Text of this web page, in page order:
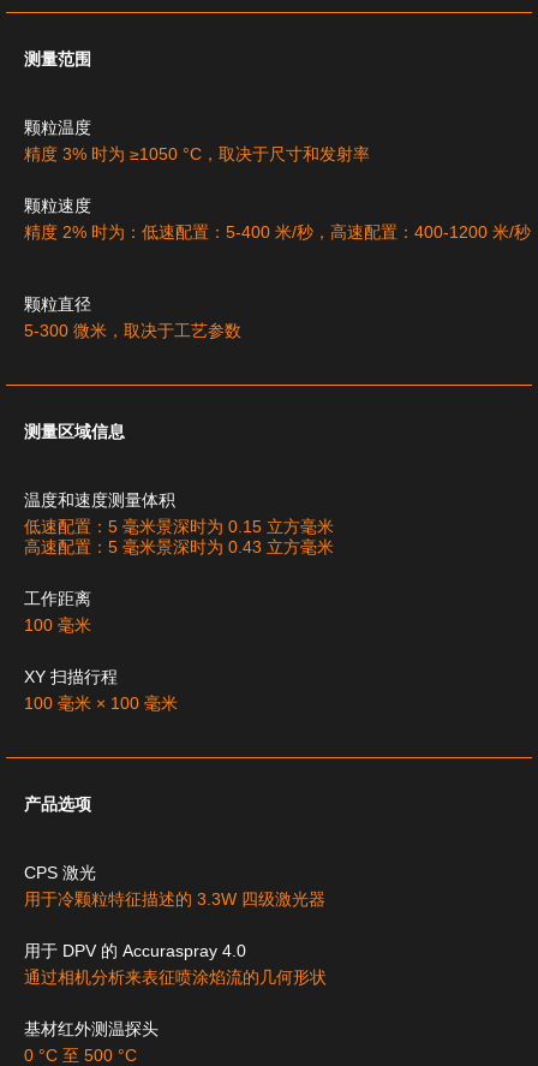
测量范围
颗粒温度
精度 3% 时为 ≥1050 °C，取决于尺寸和发射率
颗粒速度
精度 2% 时为：低速配置：5-400 米/秒，高速配置：400-1200 米/秒
颗粒直径
5-300 微米，取决于工艺参数
测量区域信息
温度和速度测量体积
低速配置：5 毫米景深时为 0.15 立方毫米
高速配置：5 毫米景深时为 0.43 立方毫米
工作距离
100 毫米
XY 扫描行程
100 毫米 × 100 毫米
产品选项
CPS 激光
用于冷颗粒特征描述的 3.3W 四级激光器
用于 DPV 的 Accuraspray 4.0
通过相机分析来表征喷涂焰流的几何形状
基材红外测温探头
0 °C 至 500 °C